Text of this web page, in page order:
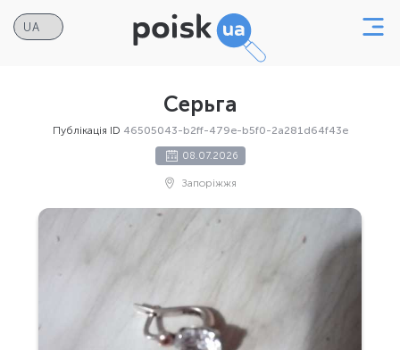
Серьга
Публікація ID 46505043-b2ff-479e-b5f0-2a281d64f43e
08.07.2026
Запоріжжя